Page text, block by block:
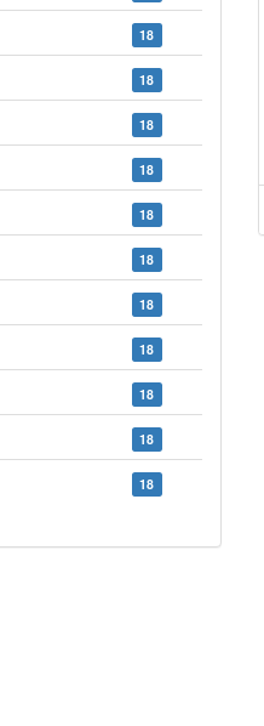
18
18
18
18
18
18
18
18
18
18
18